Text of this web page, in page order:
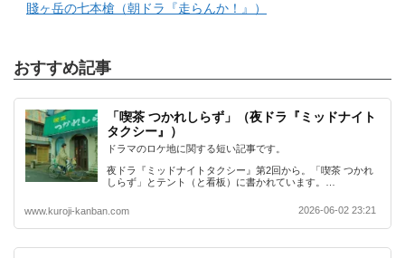
賤ヶ岳の七本槍（朝ドラ『走らんか！』）
おすすめ記事
「喫茶 つかれしらず」（夜ドラ『ミッドナイト
タクシー』）
ドラマのロケ地に関する短い記事です。
夜ドラ『ミッドナイトタクシー』第2回から。「喫茶 つかれ
しらず」とテント（と看板）に書かれています。…
www.kuroji-kanban.com 2026-06-02 23:21